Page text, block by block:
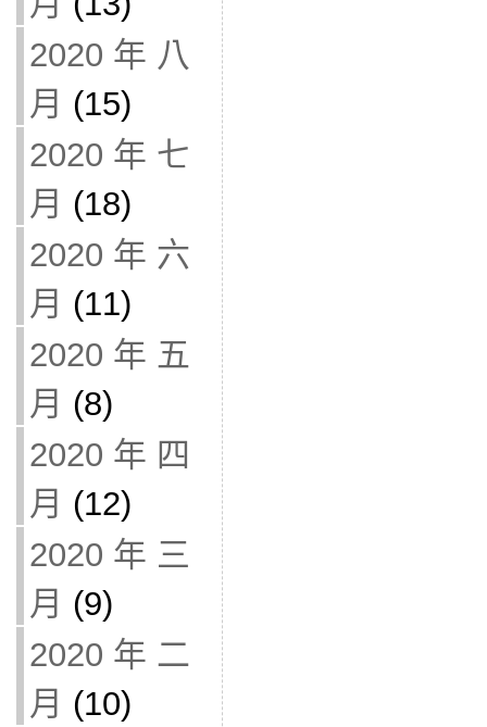
2020 年 八
月 (15)
2020 年 七
月 (18)
2020 年 六
月 (11)
2020 年 五
月 (8)
2020 年 四
月 (12)
2020 年 三
月 (9)
2020 年 二
月 (10)